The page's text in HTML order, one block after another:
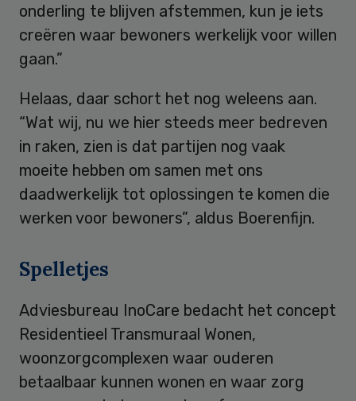
onderling te blijven afstemmen, kun je iets
creëren waar bewoners werkelijk voor willen
gaan.”
Helaas, daar schort het nog weleens aan.
“Wat wij, nu we hier steeds meer bedreven
in raken, zien is dat partijen nog vaak
moeite hebben om samen met ons
daadwerkelijk tot oplossingen te komen die
werken voor bewoners”, aldus Boerenfijn.
Spelletjes
Adviesbureau InoCare bedacht het concept
Residentieel Transmuraal Wonen,
woonzorgcomplexen waar ouderen
betaalbaar kunnen wonen en waar zorg